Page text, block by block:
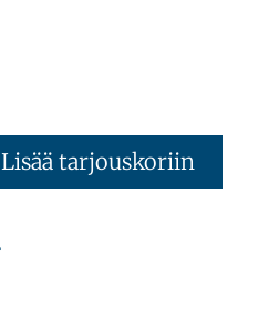
Lisää tarjouskoriin